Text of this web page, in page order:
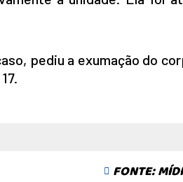
pediu a exumação do
FONTE: